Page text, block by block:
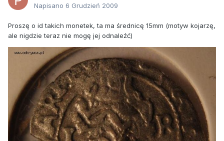
Napisano 6 Grudzień 2009
Proszę o id takich monetek, ta ma średnicę 15mm (motyw kojarzę,
ale nigdzie teraz nie mogę jej odnaleźć)